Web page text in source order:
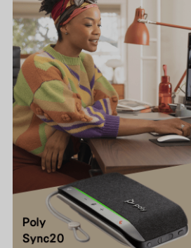
模
式
開
啟！
必
備
CP
值
超
HP
POLY
會
議
娛
樂
兩
用
揚